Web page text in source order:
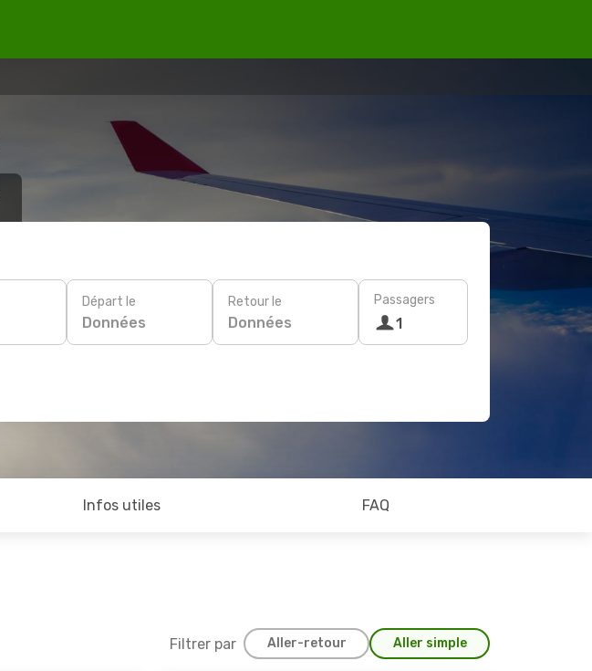
Départ le
Données
Retour le
Données
Passagers
1
Infos utiles FAQ
Filtrer par Aller-retour Aller simple